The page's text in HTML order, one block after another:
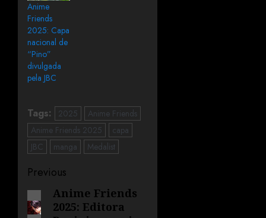
Anime
Friends
2025: Capa
nacional de
“Pino”
divulgada
pela JBC
Tags: 2025
Anime Friends
Anime Friends 2025
capa
JBC
manga Medalist
Previous
Anime Friends
2025: Editora